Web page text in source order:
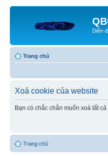
Diễn
Trang chủ
Xoá cookie của website
Bạn có chắc chắn muốn xoá tất
Trang chủ